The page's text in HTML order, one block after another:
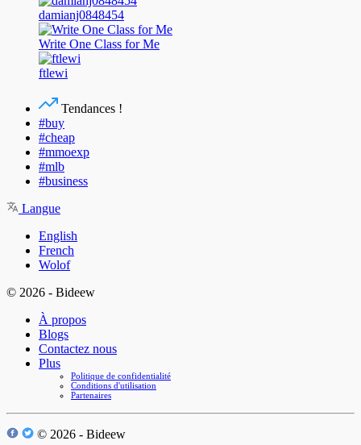
damianj0848454
Write One Class for Me
ftlewi
Tendances !
#buy
#cheap
#mmoexp
#mlb
#business
Langue
English
French
Wolof
© 2026 - Bideew
À propos
Blogs
Contactez nous
Plus
Politique de confidentialité
Conditions d'utilisation
Partenaires
© 2026 - Bideew